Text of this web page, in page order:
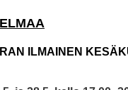
ILMAINEN